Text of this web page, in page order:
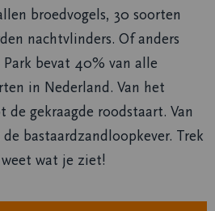
broedvogels, 30 soorten
nachtvlinders. Of anders
bevat 40% van alle
in Nederland. Van het
gekraagde roodstaart. Van
bastaardzandloopkever. Trek
wat je ziet!